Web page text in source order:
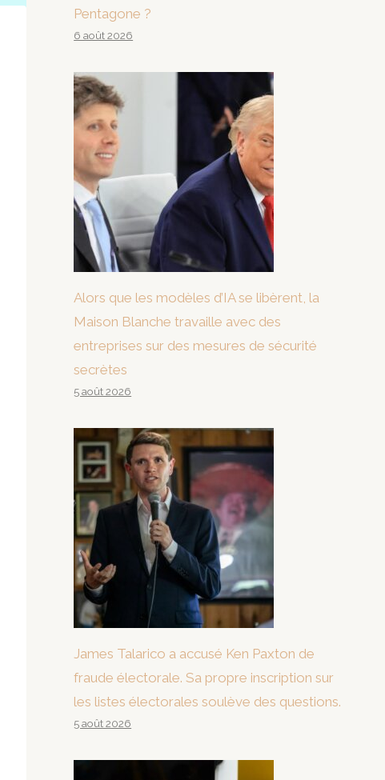
Pentagone ?
6 août 2026
Alors que les modèles d’IA se libèrent, la
Maison Blanche travaille avec des
entreprises sur des mesures de sécurité
secrètes
5 août 2026
James Talarico a accusé Ken Paxton de
fraude électorale. Sa propre inscription sur
les listes électorales soulève des questions.
5 août 2026